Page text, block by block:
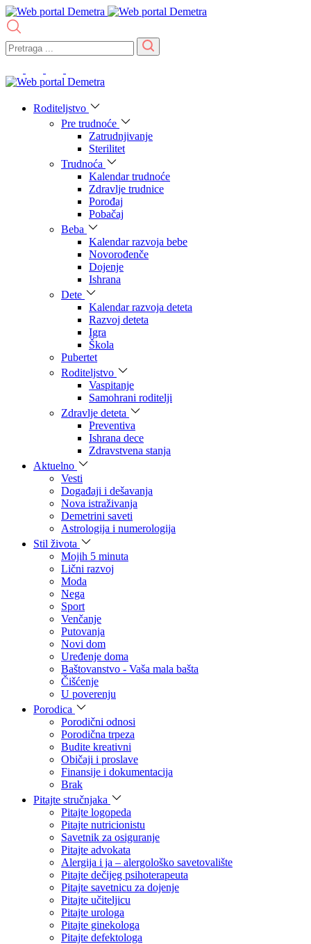
Roditeljstvo
Pre trudnoće
Zatrudnjivanje
Sterilitet
Trudnoća
Kalendar trudnoće
Zdravlje trudnice
Porođaj
Pobačaj
Beba
Kalendar razvoja bebe
Novorođenče
Dojenje
Ishrana
Dete
Kalendar razvoja deteta
Razvoj deteta
Igra
Škola
Pubertet
Roditeljstvo
Vaspitanje
Samohrani roditelji
Zdravlje deteta
Preventiva
Ishrana dece
Zdravstvena stanja
Aktuelno
Vesti
Događaji i dešavanja
Nova istraživanja
Demetrini saveti
Astrologija i numerologija
Stil života
Mojih 5 minuta
Lični razvoj
Moda
Nega
Sport
Venčanje
Putovanja
Novi dom
Uređenje doma
Baštovanstvo - Vaša mala bašta
Čišćenje
U poverenju
Porodica
Porodični odnosi
Porodična trpeza
Budite kreativni
Običaji i proslave
Finansije i dokumentacija
Brak
Pitajte stručnjaka
Pitajte logopeda
Pitajte nutricionistu
Savetnik za osiguranje
Pitajte advokata
Alergija i ja – alergološko savetovalište
Pitajte dečijeg psihoterapeuta
Pitajte savetnicu za dojenje
Pitajte učiteljicu
Pitajte urologa
Pitajte ginekologa
Pitajte defektologa